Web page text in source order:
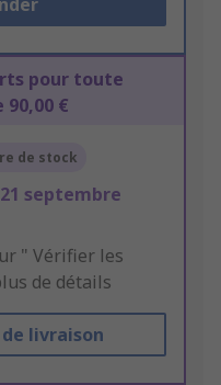
pour toute
€
de stock
21 septembre
" Vérifier les
de détails
livraison